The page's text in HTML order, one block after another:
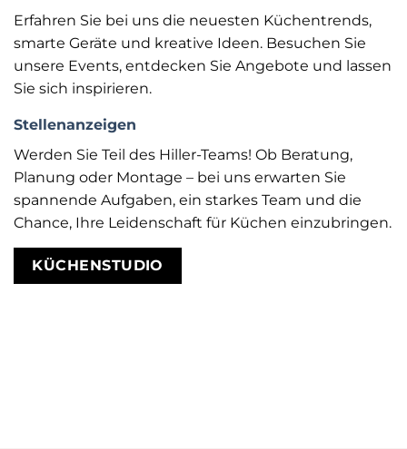
Erfahren Sie bei uns die neuesten Küchentrends,
smarte Geräte und kreative Ideen. Besuchen Sie
unsere Events, entdecken Sie Angebote und lassen
Sie sich inspirieren.
Stellenanzeigen
Werden Sie Teil des Hiller-Teams! Ob Beratung,
Planung oder Montage – bei uns erwarten Sie
spannende Aufgaben, ein starkes Team und die
Chance, Ihre Leidenschaft für Küchen einzubringen.
KÜCHENSTUDIO